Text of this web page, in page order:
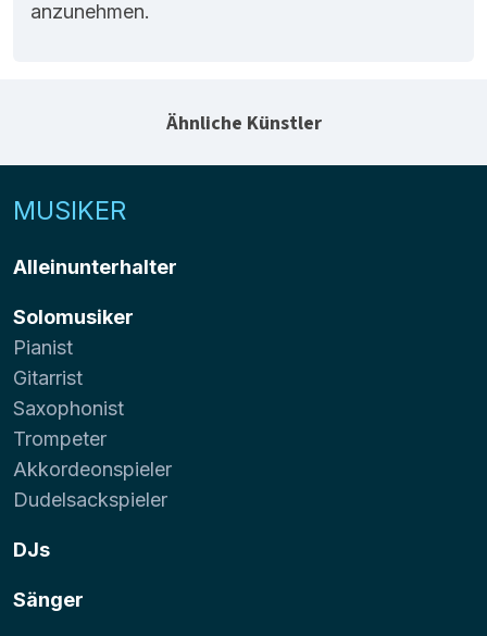
anzunehmen.
Ähnliche Künstler
MUSIKER
Alleinunterhalter
Solomusiker
Pianist
Gitarrist
Saxophonist
Trompeter
Akkordeonspieler
Dudelsackspieler
DJs
Sänger